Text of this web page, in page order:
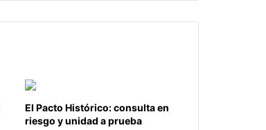
El Pacto Histórico: consulta en
riesgo y unidad a prueba